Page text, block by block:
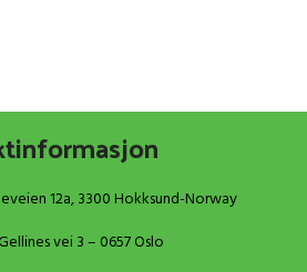
12a, 3300 Hokksund-Norway
vei 3 – 0657 Oslo